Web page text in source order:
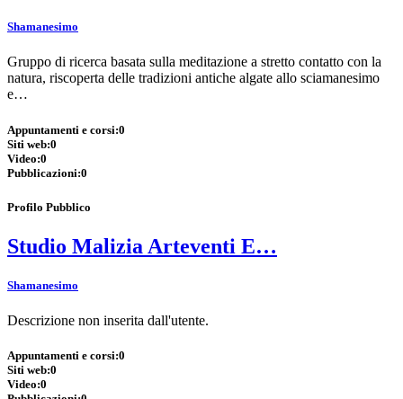
Shamanesimo
Gruppo di ricerca basata sulla meditazione a stretto contatto con la
natura, riscoperta delle tradizioni antiche algate allo sciamanesimo
e…
Appuntamenti e corsi:0
Siti web:0
Video:0
Pubblicazioni:0
Profilo Pubblico
Studio Malizia Arteventi E…
Shamanesimo
Descrizione non inserita dall'utente.
Appuntamenti e corsi:0
Siti web:0
Video:0